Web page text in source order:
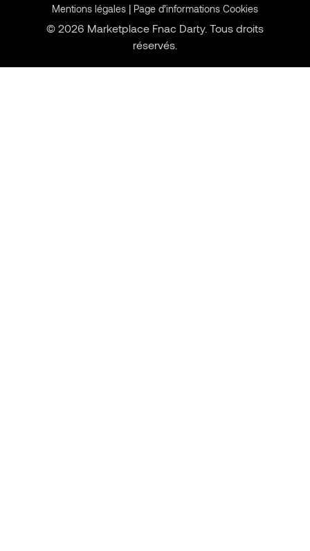
Mentions légales | Page d’informations Cookies
© 2026 Marketplace Fnac Darty. Tous droits
réservés.